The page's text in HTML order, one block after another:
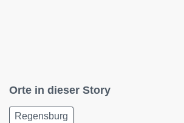
Orte in dieser Story
Regensburg